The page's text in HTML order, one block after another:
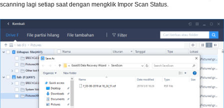
scanning lagi setiap saat dengan mengklik Impor Scan Status.